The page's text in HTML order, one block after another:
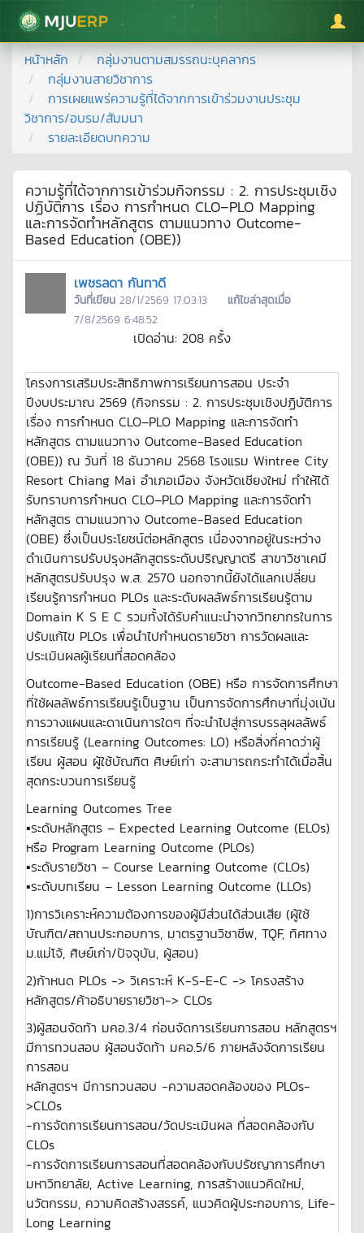
มหาวิทยาลัยแม่โจ้
หน้าหลัก
กลุ่มงานตามสมรรถนะบุคลากร
กลุ่มงานสายวิชาการ
การเผยแพร่ความรู้ที่ได้จากการเข้าร่วมงานประชุม
วิชาการ/อบรม/สัมมนา
รายละเอียดบทความ
ความรู้ที่ได้จากการเข้าร่วมกิจกรรม : 2. การประชุมเชิง
ปฏิบัติการ เรื่อง การกำหนด CLO–PLO Mapping
และการจัดทำหลักสูตร ตามแนวทาง Outcome-
Based Education (OBE))
เพชรลดา กันทาดี
วันที่เขียน 28/1/2569 17:03:13
แก้ไขล่าสุดเมื่อ
7/8/2569 6:48:52
เปิดอ่าน: 208 ครั้ง
โครงการเสริมประสิทธิภาพการเรียนการสอน ประจำ
ปีงบประมาณ 2569 (กิจกรรม : 2. การประชุมเชิงปฏิบัติการ
เรื่อง การกำหนด CLO–PLO Mapping และการจัดทำ
หลักสูตร ตามแนวทาง Outcome-Based Education
(OBE)) ณ วันที่ 18 ธันวาคม 2568 โรงแรม Wintree City
Resort Chiang Mai อำเภอเมือง จังหวัดเชียงใหม่ ทำให้ได้
รับทราบการกำหนด CLO–PLO Mapping และการจัดทำ
หลักสูตร ตามแนวทาง Outcome-Based Education
(OBE) ซึ่งเป็นประโยชน์ต่อหลักสูตร เนื่องจากอยู่ในระหว่าง
ดำเนินการปรับปรุงหลักสูตรระดับปริญญาตรี สาขาวิชาเคมี
หลักสูตรปรับปรุง พ.ส. 2570 นอกจากนี้ยังได้แลกเปลี่ยน
เรียนรู้การกำหนด PLOs และระดับผลลัพธ์การเรียนรู้ตาม
Domain K S E C รวมทั้งได้รับคำแนะนำจากวิทยากรในการ
ปรับแก้ไข PLOs เพื่อนำไปกำหนดรายวิชา การวัดผลและ
ประเมินผลผู้เรียนที่สอดคล้อง
Outcome-Based Education (OBE) หรือ การจัดการศึกษา
ที่ใช้ผลลัพธ์การเรียนรู้เป็นฐาน เป็นการจัดการศึกษาที่มุ่งเน้น
การวางแผนและดาเนินการใดๆ ที่จะนำไปสู่การบรรลุผลลัพธ์
การเรียนรู้ (Learning Outcomes: LO) หรือสิ่งที่คาดว่าผู้
เรียน ผู้สอน ผู้ใช้บัณฑิต ศิษย์เก่า จะสามารถกระทำได้เมื่อสิ้น
สุดกระบวนการเรียนรู้
Learning Outcomes Tree
▪ระดับหลักสูตร – Expected Learning Outcome (ELOs)
หรือ Program Learning Outcome (PLOs)
▪ระดับรายวิชา – Course Learning Outcome (CLOs)
▪ระดับบทเรียน – Lesson Learning Outcome (LLOs)
1)การวิเคราะห์ความต้องการของผู้มีส่วนได้ส่วนเสีย (ผู้ใช้
บัณฑิต/สถานประกอบการ, มาตรฐานวิชาชีพ, TQF, ทิศทาง
ม.แม่โจ้, ศิษย์เก่า/ปัจจุบัน, ผู้สอน)
2)ก้าหนด PLOs -> วิเคราะห์ K-S-E-C -> โครงสร้าง
หลักสูตร/ค้าอธิบายรายวิชา-> CLOs
3)ผู้สอนจัดท้า มคอ.3/4 ก่อนจัดการเรียนการสอน หลักสูตรฯ
มีการทวนสอบ ผู้สอนจัดท้า มคอ.5/6 ภายหลังจัดการเรียน
การสอน
หลักสูตรฯ มีการทวนสอบ -ความสอดคล้องของ PLOs-
>CLOs
-การจัดการเรียนการสอน/วัดประเมินผล ที่สอดคล้องกับ
CLOs
-การจัดการเรียนการสอนที่สอดคล้องกับปรัชญาการศึกษา
มหาวิทยาลัย, Active Learning, การสร้างแนวคิดใหม่,
นวัตกรรม, ความคิดสร้างสรรค์, แนวคิดผู้ประกอบการ, Life-
Long Learning